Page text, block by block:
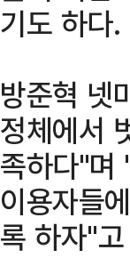
기도 하다.
방준혁 넷
정체에서
족하다"며
이용자들
록 하자"